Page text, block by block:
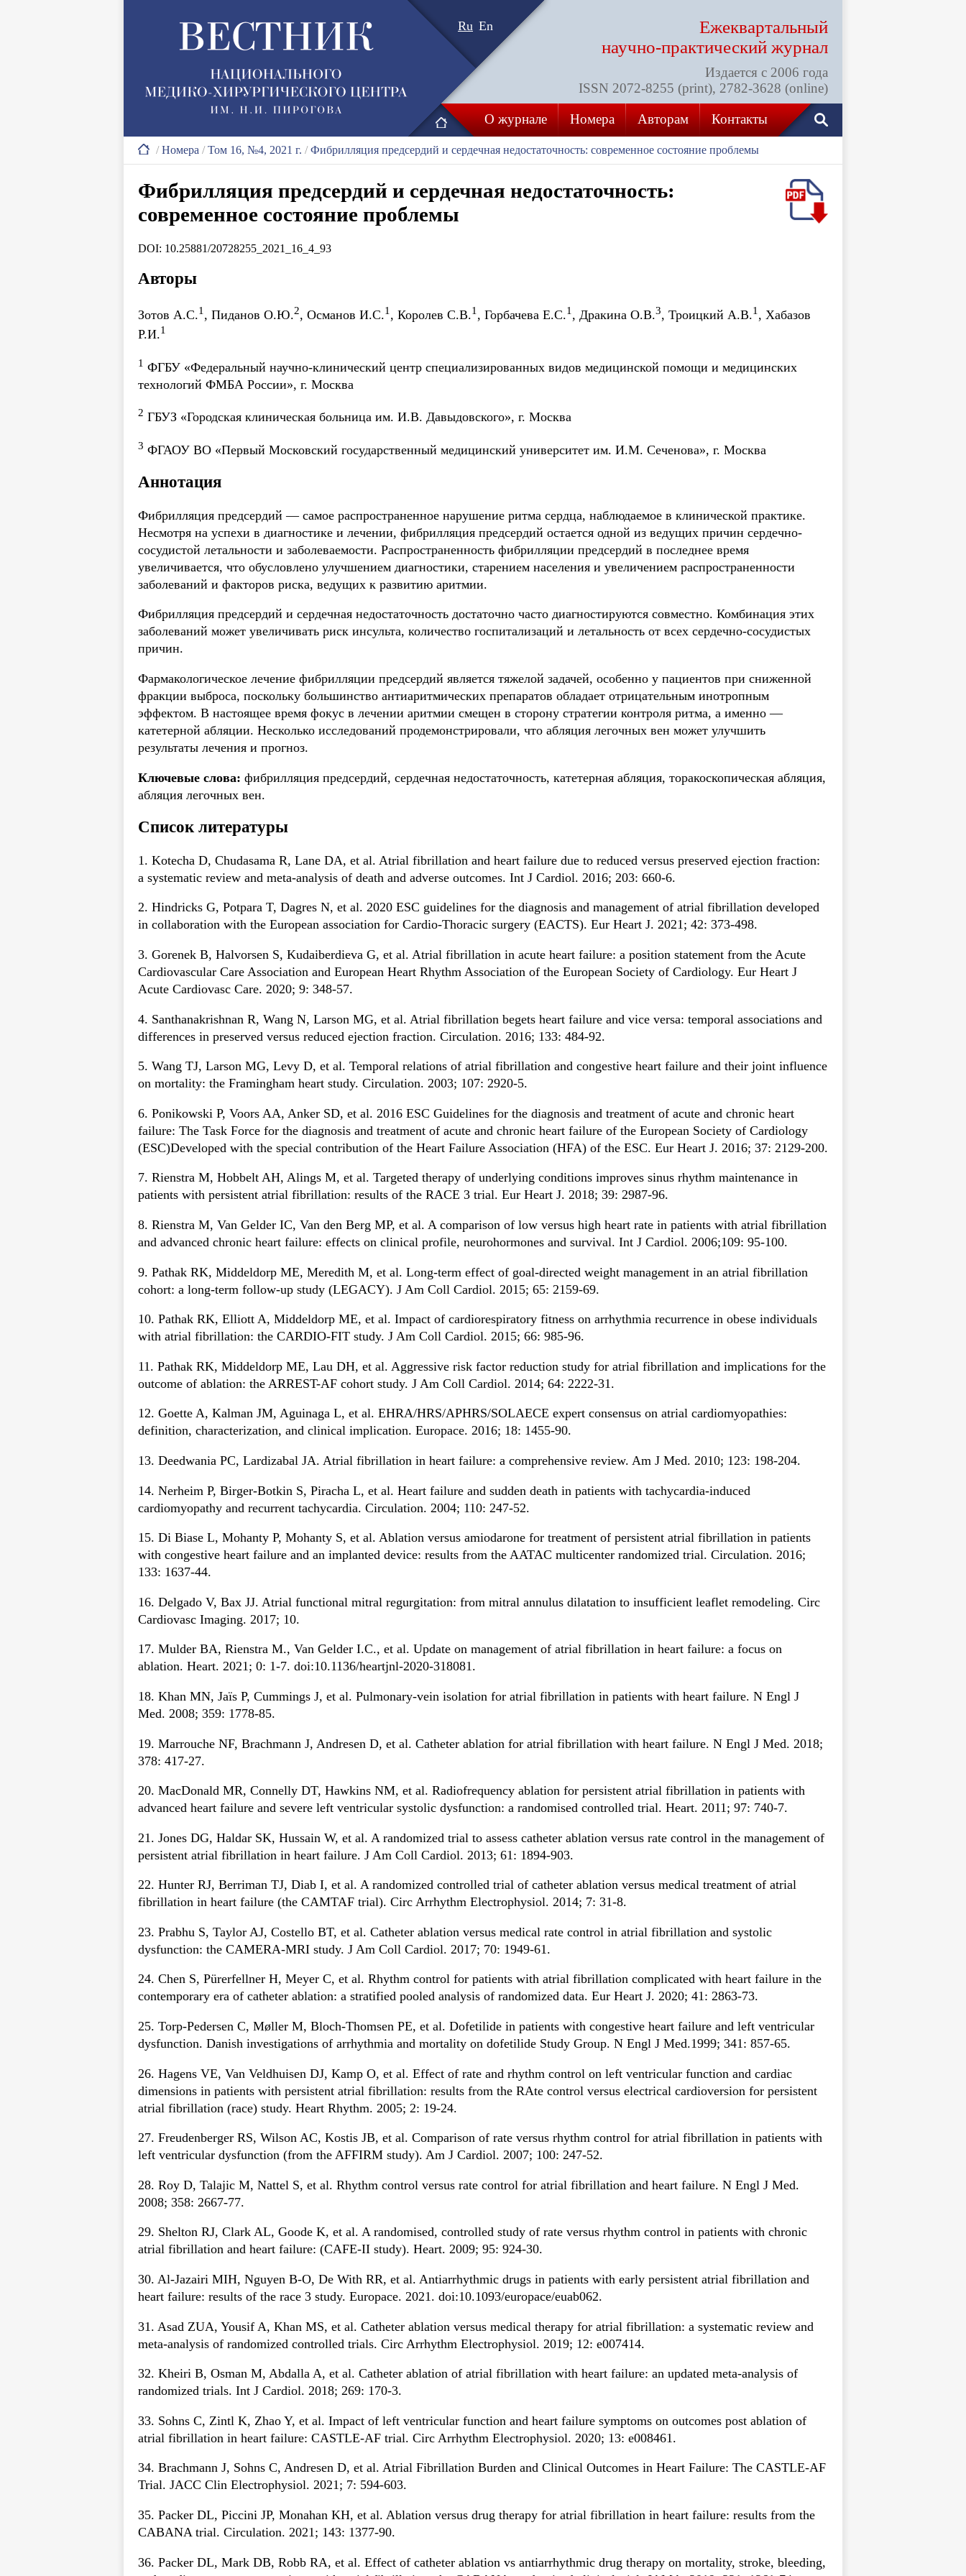
Ru En
Ежеквартальный
научно-практический журнал
Издается с 2006 года
ISSN 2072-8255 (print), 2782-3628 (online)
О журнале Номера Авторам Контакты
/Номера /Том 16, №4, 2021 г. /Фибрилляция предсердий и сердечная недостаточность: современное состояние проблемы
Фибрилляция предсердий и сердечная недостаточность:
современное состояние проблемы
DOI: 10.25881/20728255_2021_16_4_93
Авторы
Зотов А.С.1 , Пиданов О.Ю.2, Османов И.С.1 , Королев С.В.1 , Горбачева Е.С.1 , Дракина О.В.3, Троицкий А.В.1 , Хабазов
Р.И.1
1 ФГБУ «Федеральный научно-клинический центр специализированных видов медицинской помощи и медицинских
технологий ФМБА России», г. Москва
2 ГБУЗ «Городская клиническая больница им. И.В. Давыдовского», г. Москва
3 ФГАОУ ВО «Первый Московский государственный медицинский университет им. И.М. Сеченова», г. Москва
Аннотация
Фибрилляция предсердий — самое распространенное нарушение ритма сердца, наблюдаемое в клинической практике.
Несмотря на успехи в диагностике и лечении, фибрилляция предсердий остается одной из ведущих причин сердечно-
сосудистой летальности и заболеваемости. Распространенность фибрилляции предсердий в последнее время
увеличивается, что обусловлено улучшением диагностики, старением населения и увеличением распространенности
заболеваний и факторов риска, ведущих к развитию аритмии.
Фибрилляция предсердий и сердечная недостаточность достаточно часто диагностируются совместно. Комбинация этих
заболеваний может увеличивать риск инсульта, количество госпитализаций и летальность от всех сердечно-сосудистых
причин.
Фармакологическое лечение фибрилляции предсердий является тяжелой задачей, особенно у пациентов при сниженной
фракции выброса, поскольку большинство антиаритмических препаратов обладает отрицательным инотропным
эффектом. В настоящее время фокус в лечении аритмии смещен в сторону стратегии контроля ритма, а именно —
катетерной абляции. Несколько исследований продемонстрировали, что абляция легочных вен может улучшить
результаты лечения и прогноз.
Ключевые слова: фибрилляция предсердий, сердечная недостаточность, катетерная абляция, торакоскопическая абляция,
абляция легочных вен.
Список литературы
1. Kotecha D, Chudasama R, Lane DA, et al. Atrial fibrillation and heart failure due to reduced versus preserved ejection fraction:
a systematic review and meta-analysis of death and adverse outcomes. Int J Cardiol. 2016; 203: 660-6.
2. Hindricks G, Potpara T, Dagres N, et al. 2020 ESC guidelines for the diagnosis and management of atrial fibrillation developed
in collaboration with the European association for Cardio-Thoracic surgery (EACTS). Eur Heart J. 2021; 42: 373-498.
3. Gorenek B, Halvorsen S, Kudaiberdieva G, et al. Atrial fibrillation in acute heart failure: a position statement from the Acute
Cardiovascular Care Association and European Heart Rhythm Association of the European Society of Cardiology. Eur Heart J
Acute Cardiovasc Care. 2020; 9: 348-57.
4. Santhanakrishnan R, Wang N, Larson MG, et al. Atrial fibrillation begets heart failure and vice versa: temporal associations and
differences in preserved versus reduced ejection fraction. Circulation. 2016; 133: 484-92.
5. Wang TJ, Larson MG, Levy D, et al. Temporal relations of atrial fibrillation and congestive heart failure and their joint influence
on mortality: the Framingham heart study. Circulation. 2003; 107: 2920-5.
6. Ponikowski P, Voors AA, Anker SD, et al. 2016 ESC Guidelines for the diagnosis and treatment of acute and chronic heart
failure: The Task Force for the diagnosis and treatment of acute and chronic heart failure of the European Society of Cardiology
(ESC)Developed with the special contribution of the Heart Failure Association (HFA) of the ESC. Eur Heart J. 2016; 37: 2129-200.
7. Rienstra M, Hobbelt AH, Alings M, et al. Targeted therapy of underlying conditions improves sinus rhythm maintenance in
patients with persistent atrial fibrillation: results of the RACE 3 trial. Eur Heart J. 2018; 39: 2987-96.
8. Rienstra M, Van Gelder IC, Van den Berg MP, et al. A comparison of low versus high heart rate in patients with atrial fibrillation
and advanced chronic heart failure: effects on clinical profile, neurohormones and survival. Int J Cardiol. 2006;109: 95-100.
9. Pathak RK, Middeldorp ME, Meredith M, et al. Long-term effect of goal-directed weight management in an atrial fibrillation
cohort: a long-term follow-up study (LEGACY). J Am Coll Cardiol. 2015; 65: 2159-69.
10. Pathak RK, Elliott A, Middeldorp ME, et al. Impact of cardiorespiratory fitness on arrhythmia recurrence in obese individuals
with atrial fibrillation: the CARDIO-FIT study. J Am Coll Cardiol. 2015; 66: 985-96.
11. Pathak RK, Middeldorp ME, Lau DH, et al. Aggressive risk factor reduction study for atrial fibrillation and implications for the
outcome of ablation: the ARREST-AF cohort study. J Am Coll Cardiol. 2014; 64: 2222-31.
12. Goette A, Kalman JM, Aguinaga L, et al. EHRA/HRS/APHRS/SOLAECE expert consensus on atrial cardiomyopathies:
definition, characterization, and clinical implication. Europace. 2016; 18: 1455-90.
13. Deedwania PC, Lardizabal JA. Atrial fibrillation in heart failure: a comprehensive review. Am J Med. 2010; 123: 198-204.
14. Nerheim P, Birger-Botkin S, Piracha L, et al. Heart failure and sudden death in patients with tachycardia-induced
cardiomyopathy and recurrent tachycardia. Circulation. 2004; 110: 247-52.
15. Di Biase L, Mohanty P, Mohanty S, et al. Ablation versus amiodarone for treatment of persistent atrial fibrillation in patients
with congestive heart failure and an implanted device: results from the AATAC multicenter randomized trial. Circulation. 2016;
133: 1637-44.
16. Delgado V, Bax JJ. Atrial functional mitral regurgitation: from mitral annulus dilatation to insufficient leaflet remodeling. Circ
Cardiovasc Imaging. 2017; 10.
17. Mulder BA, Rienstra M., Van Gelder I.C., et al. Update on management of atrial fibrillation in heart failure: a focus on
ablation. Heart. 2021; 0: 1-7. doi:10.1136/heartjnl-2020-318081.
18. Khan MN, Jaïs P, Cummings J, et al. Pulmonary-vein isolation for atrial fibrillation in patients with heart failure. N Engl J
Med. 2008; 359: 1778-85.
19. Marrouche NF, Brachmann J, Andresen D, et al. Catheter ablation for atrial fibrillation with heart failure. N Engl J Med. 2018;
378: 417-27.
20. MacDonald MR, Connelly DT, Hawkins NM, et al. Radiofrequency ablation for persistent atrial fibrillation in patients with
advanced heart failure and severe left ventricular systolic dysfunction: a randomised controlled trial. Heart. 2011; 97: 740-7.
21. Jones DG, Haldar SK, Hussain W, et al. A randomized trial to assess catheter ablation versus rate control in the management of
persistent atrial fibrillation in heart failure. J Am Coll Cardiol. 2013; 61: 1894-903.
22. Hunter RJ, Berriman TJ, Diab I, et al. A randomized controlled trial of catheter ablation versus medical treatment of atrial
fibrillation in heart failure (the CAMTAF trial). Circ Arrhythm Electrophysiol. 2014; 7: 31-8.
23. Prabhu S, Taylor AJ, Costello BT, et al. Catheter ablation versus medical rate control in atrial fibrillation and systolic
dysfunction: the CAMERA-MRI study. J Am Coll Cardiol. 2017; 70: 1949-61.
24. Chen S, Pürerfellner H, Meyer C, et al. Rhythm control for patients with atrial fibrillation complicated with heart failure in the
contemporary era of catheter ablation: a stratified pooled analysis of randomized data. Eur Heart J. 2020; 41: 2863-73.
25. Torp-Pedersen C, Møller M, Bloch-Thomsen PE, et al. Dofetilide in patients with congestive heart failure and left ventricular
dysfunction. Danish investigations of arrhythmia and mortality on dofetilide Study Group. N Engl J Med.1999; 341: 857-65.
26. Hagens VE, Van Veldhuisen DJ, Kamp O, et al. Effect of rate and rhythm control on left ventricular function and cardiac
dimensions in patients with persistent atrial fibrillation: results from the RAte control versus electrical cardioversion for persistent
atrial fibrillation (race) study. Heart Rhythm. 2005; 2: 19-24.
27. Freudenberger RS, Wilson AC, Kostis JB, et al. Comparison of rate versus rhythm control for atrial fibrillation in patients with
left ventricular dysfunction (from the AFFIRM study). Am J Cardiol. 2007; 100: 247-52.
28. Roy D, Talajic M, Nattel S, et al. Rhythm control versus rate control for atrial fibrillation and heart failure. N Engl J Med.
2008; 358: 2667-77.
29. Shelton RJ, Clark AL, Goode K, et al. A randomised, controlled study of rate versus rhythm control in patients with chronic
atrial fibrillation and heart failure: (CAFE-II study). Heart. 2009; 95: 924-30.
30. Al-Jazairi MIH, Nguyen B-O, De With RR, et al. Antiarrhythmic drugs in patients with early persistent atrial fibrillation and
heart failure: results of the race 3 study. Europace. 2021. doi:10.1093/europace/euab062.
31. Asad ZUA, Yousif A, Khan MS, et al. Catheter ablation versus medical therapy for atrial fibrillation: a systematic review and
meta-analysis of randomized controlled trials. Circ Arrhythm Electrophysiol. 2019; 12: e007414.
32. Kheiri B, Osman M, Abdalla A, et al. Catheter ablation of atrial fibrillation with heart failure: an updated meta-analysis of
randomized trials. Int J Cardiol. 2018; 269: 170-3.
33. Sohns C, Zintl K, Zhao Y, et al. Impact of left ventricular function and heart failure symptoms on outcomes post ablation of
atrial fibrillation in heart failure: CASTLE-AF trial. Circ Arrhythm Electrophysiol. 2020; 13: e008461.
34. Brachmann J, Sohns C, Andresen D, et al. Atrial Fibrillation Burden and Clinical Outcomes in Heart Failure: The CASTLE-AF
Trial. JACC Clin Electrophysiol. 2021; 7: 594-603.
35. Packer DL, Piccini JP, Monahan KH, et al. Ablation versus drug therapy for atrial fibrillation in heart failure: results from the
CABANA trial. Circulation. 2021; 143: 1377-90.
36. Packer DL, Mark DB, Robb RA, et al. Effect of catheter ablation vs antiarrhythmic drug therapy on mortality, stroke, bleeding,